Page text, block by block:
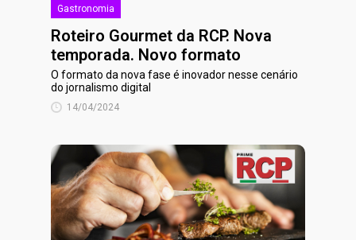
Gastronomia
Roteiro Gourmet da RCP. Nova
temporada. Novo formato
O formato da nova fase é inovador nesse cenário
do jornalismo digital
14/04/2024